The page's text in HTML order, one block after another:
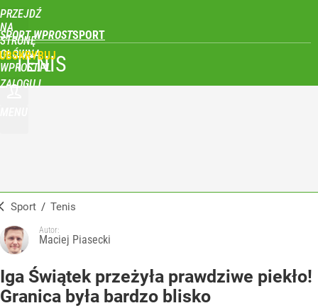
PRZEJDŹ
NA
STRONĘ
GŁÓWNĄ
WPROST.PL
SPORT WPROST
ZALOGUJ
TENIS
Sport / Tenis
Autor:
Maciej Piasecki
Iga Świątek przeżyła prawdziwe piekło!
Granica była bardzo blisko